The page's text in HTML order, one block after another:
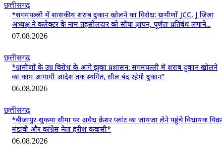
छत्तीसगढ़
*संगमपल्ली में शासकीय शराब दुकान खोलने का विरोध: ग्रामीणों JCC, J जिला
अध्यक्ष ने कलेक्टर के नाम तहसीलदार को सौंपा ज्ञापन, पूर्णतः प्रतिबंध लगाने...
07.08.2026
छत्तीसगढ़
*ग्रामीणों के उग्र विरोध के आगे झुका प्रशासन: संगमपल्ली में शराब दुकान खोलने
का काम आगामी आदेश तक स्थगित, सील बंद रहेगी दुकान”
06.08.2026
छत्तीसगढ़
*बीजापुर-सुकमा सीमा पर अवैध क्रेशर प्लांट का जायजा लेने पहुंचे विधायक
मंडावी और कांग्रेस नेता हरीश कवासी*
06.08.2026